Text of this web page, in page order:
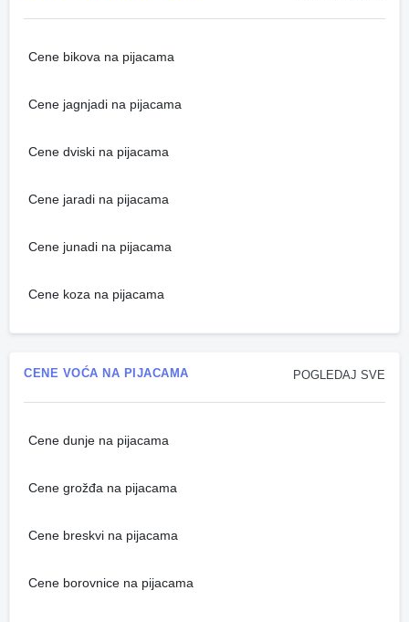
Cene bikova na pijacama
Cene jagnjadi na pijacama
Cene dviski na pijacama
Cene jaradi na pijacama
Cene junadi na pijacama
Cene koza na pijacama
POGLEDAJ SVE
CENE VOĆA NA PIJACAMA
Cene dunje na pijacama
Cene grožđa na pijacama
Cene breskvi na pijacama
Cene borovnice na pijacama